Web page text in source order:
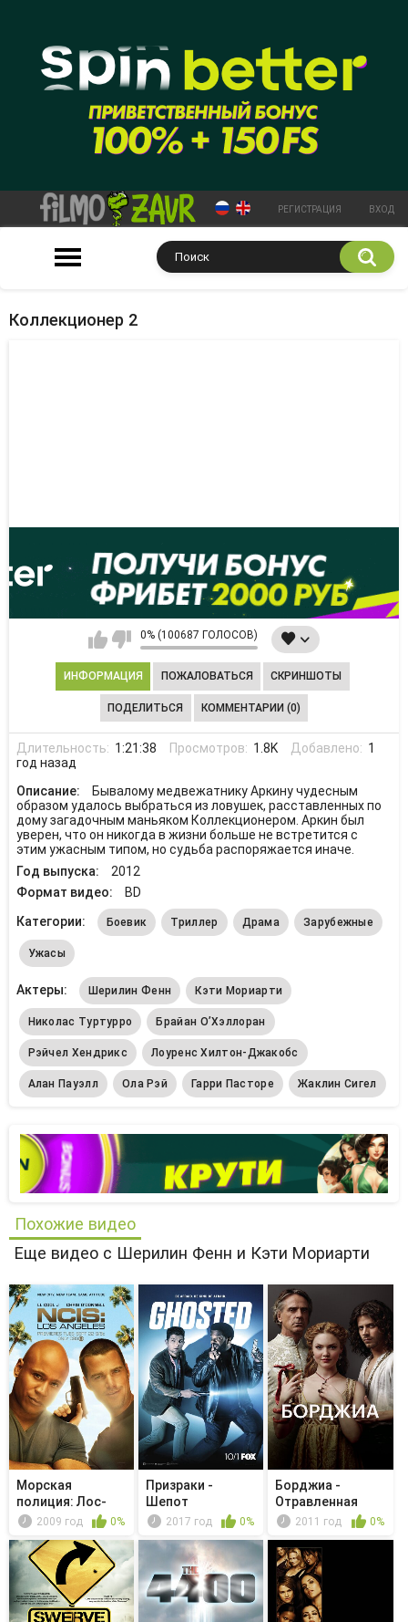
РЕГИСТРАЦИЯ ВХОД
Коллекционер 2
0% (100687 ГОЛОСОВ)
ИНФОРМАЦИЯ ПОЖАЛОВАТЬСЯ СКРИНШОТЫ
ПОДЕЛИТЬСЯ КОММЕНТАРИИ (0)
Длительность: 1:21:38 Просмотров: 1.8K Добавлено: 1
год назад
Описание:
Бывалому медвежатнику Аркину чудесным
образом удалось выбраться из ловушек, расставленных по
дому загадочным маньяком Коллекционером. Аркин был
уверен, что он никогда в жизни больше не встретится с
этим ужасным типом, но судьба распоряжается иначе.
Год выпуска:
2012
Формат видео:
BD
Категории:
Боевик Триллер Драма Зарубежные
Ужасы
Актеры: Шерилин Фенн Кэти Мориарти
Николас Туртурро Брайан О’Хэллоран
Рэйчел Хендрикс Лоуренс Хилтон-Джакобс
Алан Пауэлл Ола Рэй Гарри Пасторе Жаклин Сигел
Похожие видео
Еще видео с Шерилин Фенн и Кэти Мориарти
Морская
полиция: Лос-
Анджелес -
2009 год 0%
Призраки -
Шепот
2017 год 0%
Борджиа -
Отравленная
чаша2011 год 0%